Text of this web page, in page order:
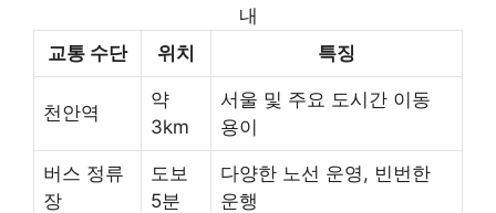
내
교통 수단
위치 특징
천안역
약
3km
서울 및 주요 도시간 이동
용이
버스 정류
장
도보
5분
다양한 노선 운영, 빈번한
운행